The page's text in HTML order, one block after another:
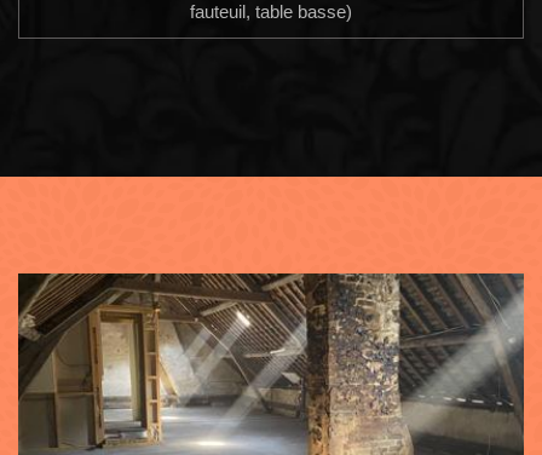
fauteuil, table basse)